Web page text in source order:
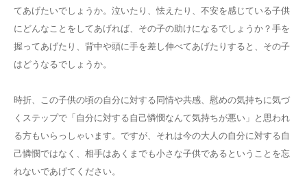
てあげたいでしょうか。泣いたり、怯えたり、不安を感じている子供
にどんなことをしてあげれば、その子の助けになるでしょうか？手を
握ってあげたり、背中や頭に手を差し伸べてあげたりすると、その子
はどうなるでしょうか。
時折、この子供の頃の自分に対する同情や共感、慰めの気持ちに気づ
くステップで「自分に対する自己憐憫なんて気持ちが悪い」と思われ
る方もいらっしゃいます。ですが、それは今の大人の自分に対する自
己憐憫ではなく、相手はあくまでも小さな子供であるということを忘
れないであげてください。